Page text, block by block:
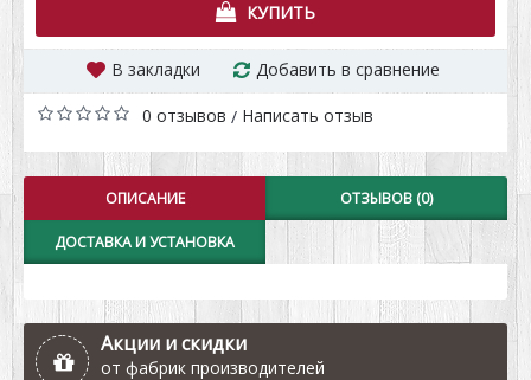
КУПИТЬ
В закладки Добавить в сравнение
0 отзывов / Написать отзыв
ОПИСАНИЕ ОТЗЫВОВ (0)
ДОСТАВКА И УСТАНОВКА
Акции и скидки
от фабрик производителей